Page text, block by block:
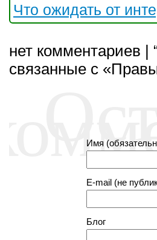
Что ожидать от
нет комментариев
связанные с
Имя
E-mail (не
Блог